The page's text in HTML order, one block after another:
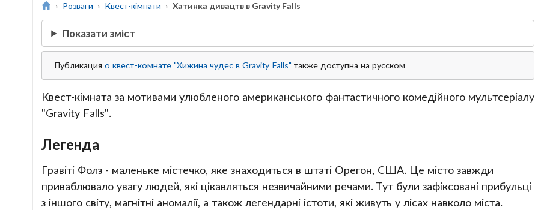
Розваги Квест-кімнати Хатинка дивацтв в Gravity Falls
Показати зміст
Публикация о квест-комнате "Хижина чудес в Gravity Falls" также доступна на русском
Квест-кімната за мотивами улюбленого американського фантастичного комедійного мультсеріалу
"Gravity Falls".
Легенда
Гравіті Фолз - маленьке містечко, яке знаходиться в штаті Орегон, США. Це місто завжди
приваблювало увагу людей, які цікавляться незвичайними речами. Тут були зафіксовані прибульці
з іншого світу, магнітні аномалії, а також легендарні істоти, які живуть у лісах навколо міста.